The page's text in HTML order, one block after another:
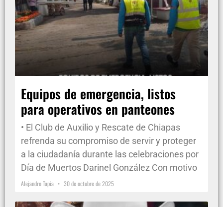
Equipos de emergencia, listos
para operativos en panteones
• El Club de Auxilio y Rescate de Chiapas
refrenda su compromiso de servir y proteger
a la ciudadanía durante las celebraciones por
Día de Muertos Darinel González Con motivo
Alejandro Tapia 30 de octubre de 2025